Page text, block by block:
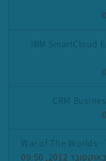
.+ IBM
CRM
War of The Worlds -